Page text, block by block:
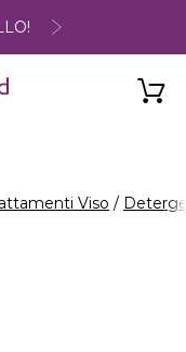
Viso